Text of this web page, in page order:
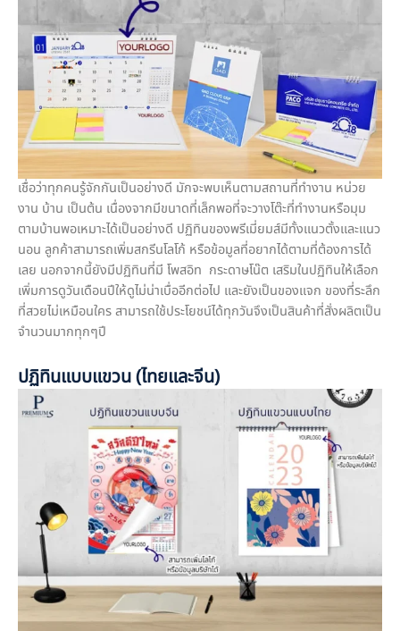
เชื่อว่าทุกคนรู้จักกันเป็นอย่างดี มักจะพบเห็นตามสถานที่ทำงาน หน่วย
งาน บ้าน เป็นต้น เนื่องจากมีขนาดที่เล็กพอที่จะวางโต๊ะที่ทำงานหรือมุม
ตามบ้านพอเหมาะได้เป็นอย่างดี ปฏิทินของพรีเมี่ยมส์มีทั้งแนวตั้งและแนว
นอน ลูกค้าสามารถเพิ่มสกรีนโลโก้ หรือข้อมูลที่อยากได้ตามที่ต้องการได้
เลย นอกจากนี้ยังมีปฏิทินที่มี โพสอิท กระดาษโน๊ต เสริมในปฏิทินให้เลือก
เพิ่มการดูวันเดือนปีให้ดูไม่น่าเบื่ออีกต่อไป และยังเป็นของแจก ของที่ระลึก
ที่สวยไม่เหมือนใคร สามารถใช้ประโยชน์ได้ทุกวันจึงเป็นสินค้าที่สั่งผลิตเป็น
จำนวนมากทุกๆปี
ปฏิทินแบบแขวน (ไทยและจีน)